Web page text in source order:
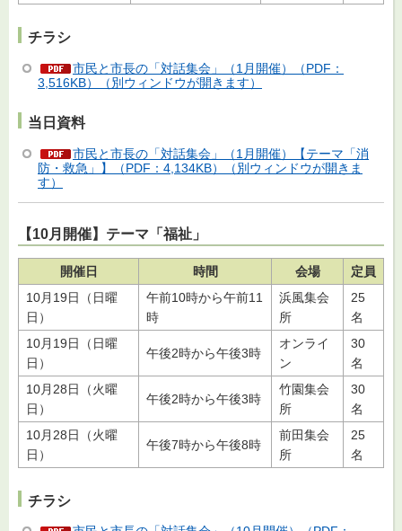
チラシ
市民と市長の「対話集会」（1月開催）（PDF：
3,516KB）（別ウィンドウが開きます）
当日資料
市民と市長の「対話集会」（1月開催）【テーマ「消
防・救急」】（PDF：4,134KB）（別ウィンドウが開きま
す）
【10月開催】テーマ「福祉」
開催日 時間 会場
定員
10月19日（日曜
日）
午前10時から午前11
時
浜風集会
所
25
名
10月19日（日曜
日）
午後2時から午後3時
オンライ
ン
30
名
10月28日（火曜
日）
午後2時から午後3時
竹園集会
所
30
名
10月28日（火曜
日）
午後7時から午後8時
前田集会
所
25
名
チラシ